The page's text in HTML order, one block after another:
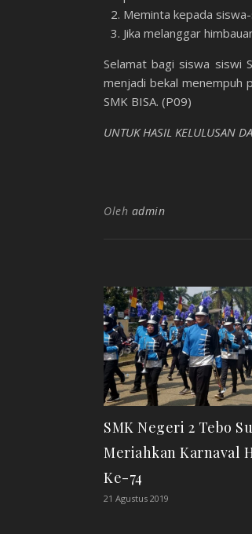
Meminta kepada
Jika melanggar
Selamat bagi siswa siswi
menjadi bekal menempuh
SMK BISA. (P09)
UNTUK HASIL KELULUSAN
Oleh admin
SMK Negeri 2 Tebo
Meriahkan Karnaval
Ke-74
21 Agustus 2019